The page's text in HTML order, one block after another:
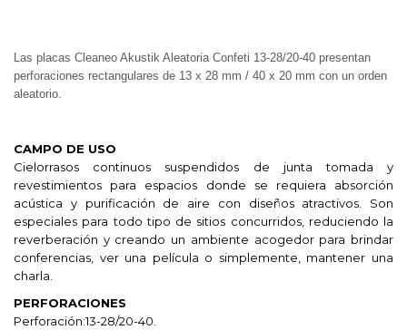
Las placas Cleaneo Akustik Aleatoria Confeti 13-28/20-40 presentan
perforaciones rectangulares de 13 x 28 mm / 40 x 20 mm con un orden
aleatorio.
CAMPO DE USO
Cielorrasos continuos suspendidos de junta tomada y
revestimientos para espacios donde se requiera absorción
acústica y purificación de aire con diseños atractivos. Son
especiales para todo tipo de sitios concurridos, reduciendo la
reverberación y creando un ambiente acogedor para brindar
conferencias, ver una película o simplemente, mantener una
charla.
PERFORACIONES
Perforación:13-28/20-40.